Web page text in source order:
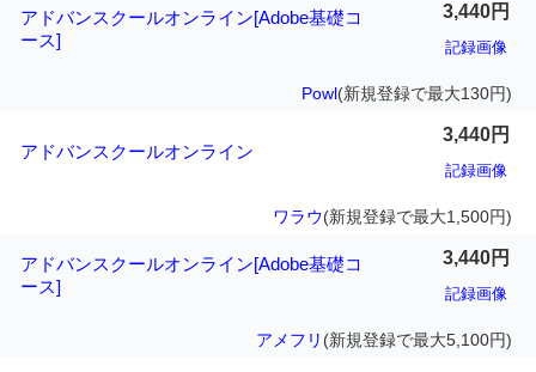
アドバンスクールオンライン[Adobe基礎コ
ース]
3,440円
記録画像
Powl(新規登録で最大130円)
アドバンスクールオンライン
3,440円
記録画像
ワラウ(新規登録で最大1,500円)
アドバンスクールオンライン[Adobe基礎コ
ース]
3,440円
記録画像
アメフリ (新規登録で最大5,100円)